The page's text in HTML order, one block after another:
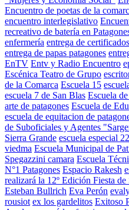
Encuentro de poetas de la
encuentro interlegislativo
recreativo de batería en
enfermería entrega de
entrega de papas patagones
EnTV Entv y Radio Encuentro
Escénica Teatro de Grupo
de la Comarca Escuela 15
escuela 7 de San Blas Escuela
arte de patagones Escuela de
escuela de equitacion de
de Suboficiales y Agentes
Sierra Grande escuela especial 22
viedma Escuela Municipal de
Spegazzini camara Escuela
N°1 Patagones Espacio Rakesh
realizará la 12º Edición Fiesta
Esteban Bullrich Eva Perón
rousiot ex los gardelitos Exitoso